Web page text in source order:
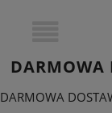
DARMOWA
DARMOWA